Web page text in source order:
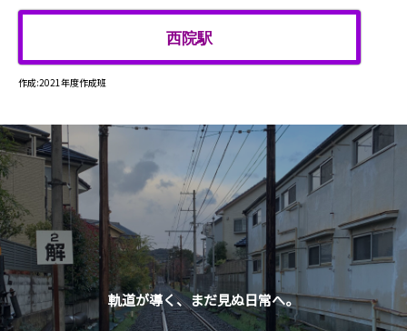
西院駅
作成:2021年度作成班
軌道が導く、まだ見ぬ日常へ。